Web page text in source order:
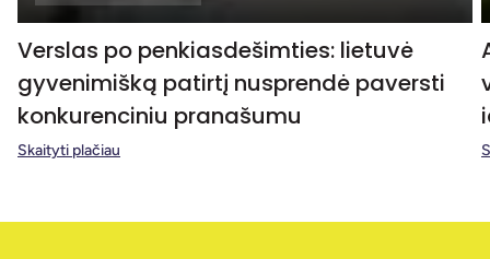
Verslas po penkiasdešimties: lietuvė
gyvenimišką patirtį nusprendė paversti
konkurenciniu pranašumu
Skaityti plačiau